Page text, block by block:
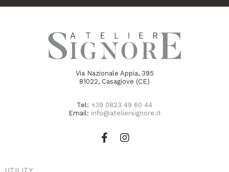
Via Nazionale Appia, 395
81022, Casagiove (CE)
Tel: +39 0823 49 60 44
Email: info@ateliersignore.it
UTILITY